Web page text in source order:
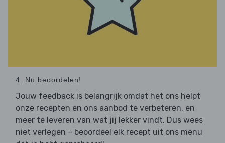
4. Nu beoordelen!
Jouw feedback is belangrijk omdat het ons helpt
onze recepten en ons aanbod te verbeteren, en
meer te leveren van wat jij lekker vindt. Dus wees
niet verlegen – beoordeel elk recept uit ons menu